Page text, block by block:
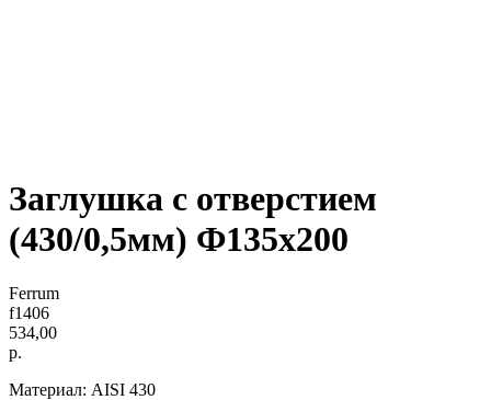
Заглушка с отверстием
(430/0,5мм) Ф135x200
Ferrum
f1406
534,00
р.
Материал: AISI 430